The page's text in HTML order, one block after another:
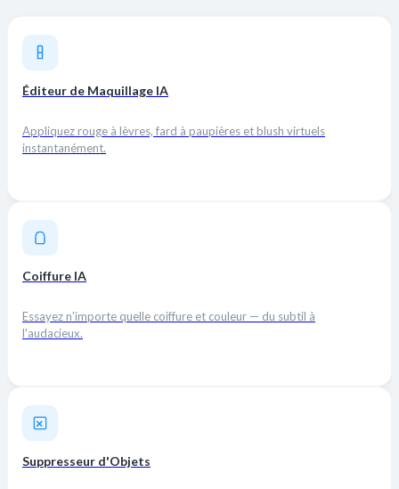
Éditeur de Maquillage IA
Appliquez rouge à lèvres, fard à paupières et blush virtuels
instantanément.
Coiffure IA
Essayez n'importe quelle coiffure et couleur — du subtil à
l'audacieux.
Suppresseur d'Objets